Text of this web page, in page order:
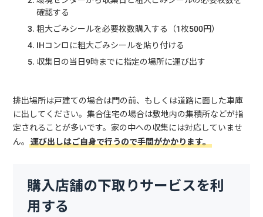
確認する
粗大ごみシールを必要枚数購入する（1枚500円）
IHコンロに粗大ごみシールを貼り付ける
収集日の当日9時までに指定の場所に運び出す
排出場所は戸建ての場合は門の前、もしくは道路に面した車庫
に出してください。集合住宅の場合は敷地内の集積所などが指
定されることが多いです。家の中への収集には対応していませ
ん。運び出しはご自身で行うので手間がかかります。
購入店舗の下取りサービスを利
用する